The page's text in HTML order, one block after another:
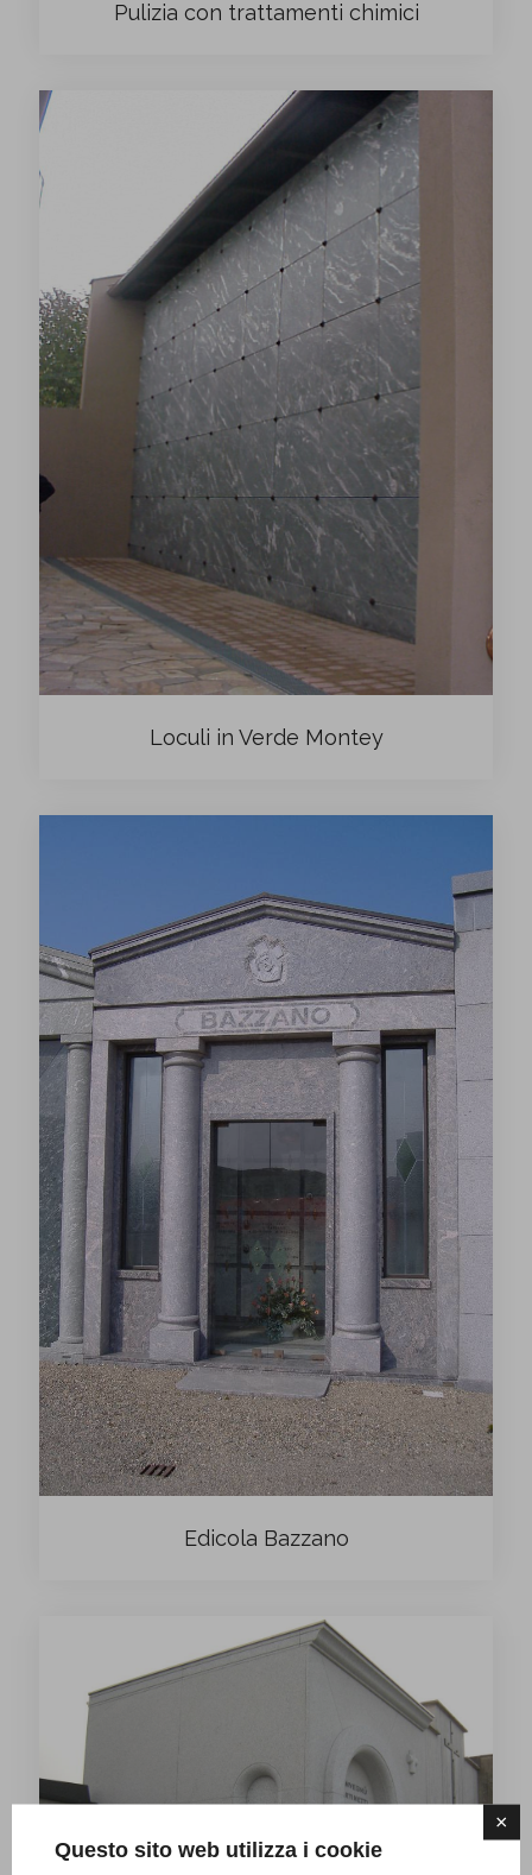
×
Questo sito web utilizza i cookie
Pulizia con trattamenti chimici
Loculi in Verde Montey
Edicola Bazzano